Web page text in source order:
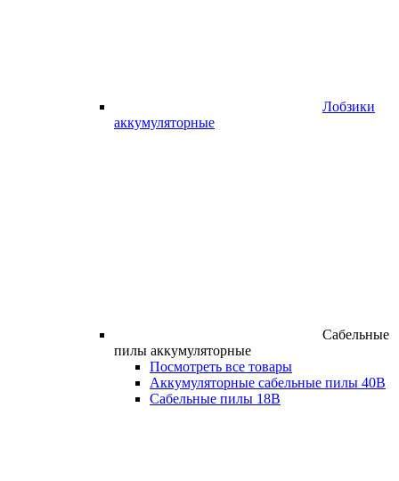
Лобзики
аккумуляторные
Сабельные
пилы аккумуляторные
Посмотреть все товары
Аккумуляторные сабельные пилы 40В
Сабельные пилы 18В